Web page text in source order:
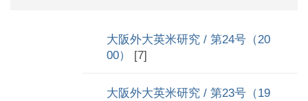
大阪外大英米研究 / 第24号（20
00） [7]
大阪外大英米研究 / 第23号（19